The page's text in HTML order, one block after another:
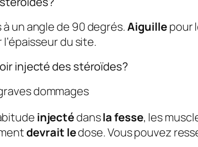
un angle de 90 degrés.Aiguillepour
du site.
injecté des stéroïdes?
dommages
injectédansla fesse, les
devrait ledose. Vous pouvez